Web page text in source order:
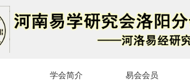
因您的浏览器版本过低导致无法获得最佳浏
学会简介 易会会员